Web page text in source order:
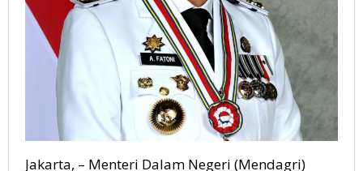
Jakarta, – Menteri Dalam Negeri (Mendagri)